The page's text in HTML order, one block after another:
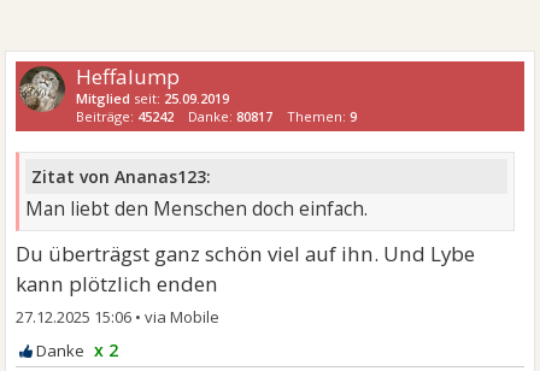
Heffalump
Mitglied seit: 25.09.2019
Beiträge: 45242 Danke:80817 Themen:9
Zitat von Ananas123:
Man liebt den Menschen doch einfach.
Du überträgst ganz schön viel auf ihn. Und Lybe
kann plötzlich enden
27.12.2025 15:06 •
x 2